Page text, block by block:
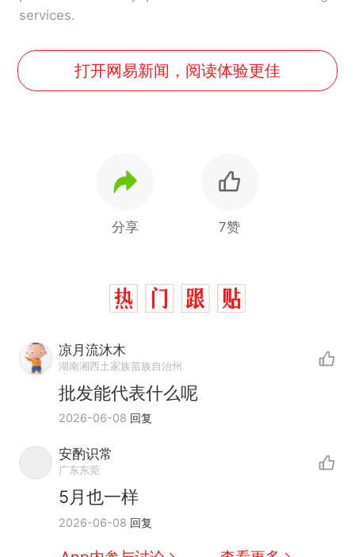
services.
打开网易新闻，阅读体验更佳
分享 7赞
凉月流沐木
湖南湘西土家族苗族自治州
批发能代表什么呢
2026-06-08 回复
安酌识常
广东东莞
5月也一样
2026-06-08 回复